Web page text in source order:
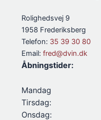
Rolighedsvej 9
1958 Frederiksberg
Telefon: 35 39 30 80
Email: fred@dvin.dk
Åbningstider:
Mandag
Tirsdag:
Onsdag: